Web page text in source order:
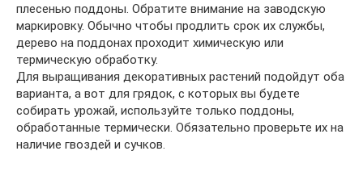
плесенью поддоны. Обратите внимание на заводскую
маркировку. Обычно чтобы продлить срок их службы,
дерево на поддонах проходит химическую или
термическую обработку.
Для выращивания декоративных растений подойдут оба
варианта, а вот для грядок, с которых вы будете
собирать урожай, используйте только поддоны,
обработанные термически. Обязательно проверьте их на
наличие гвоздей и сучков.